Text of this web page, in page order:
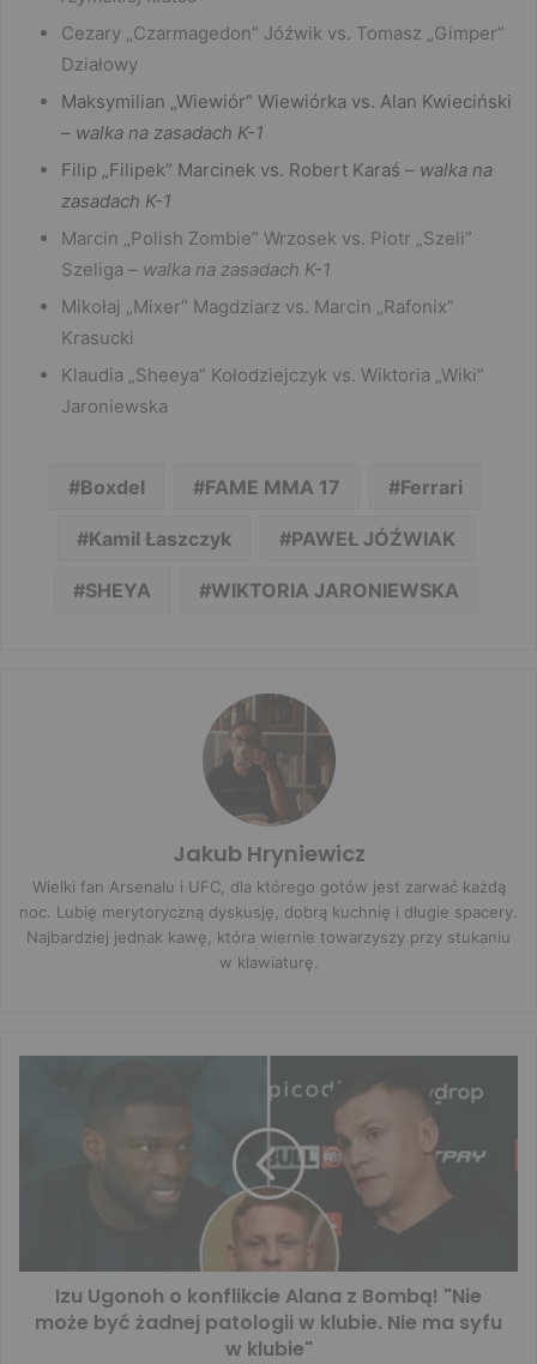
Cezary „Czarmagedon” Jóźwik vs. Tomasz „Gimper”
Działowy
Maksymilian „Wiewiór” Wiewiórka vs. Alan Kwieciński
– walka na zasadach K-1
Filip „Filipek” Marcinek vs. Robert Karaś – walka na
zasadach K-1
Marcin „Polish Zombie” Wrzosek vs. Piotr „Szeli”
Szeliga – walka na zasadach K-1
Mikołaj „Mixer” Magdziarz vs. Marcin „Rafonix”
Krasucki
Klaudia „Sheeya” Kołodziejczyk vs. Wiktoria „Wiki”
Jaroniewska
Boxdel FAME MMA 17 Ferrari
Kamil Łaszczyk PAWEŁ JÓŹWIAK
SHEYA WIKTORIA JARONIEWSKA
Jakub Hryniewicz
Wielki fan Arsenalu i UFC, dla którego gotów jest zarwać każdą
noc. Lubię merytoryczną dyskusję, dobrą kuchnię i długie spacery.
Najbardziej jednak kawę, która wiernie towarzyszy przy stukaniu
w klawiaturę.
Izu Ugonoh o konflikcie Alana z Bombą! "Nie
może być żadnej patologii w klubie. Nie ma syfu
w klubie"